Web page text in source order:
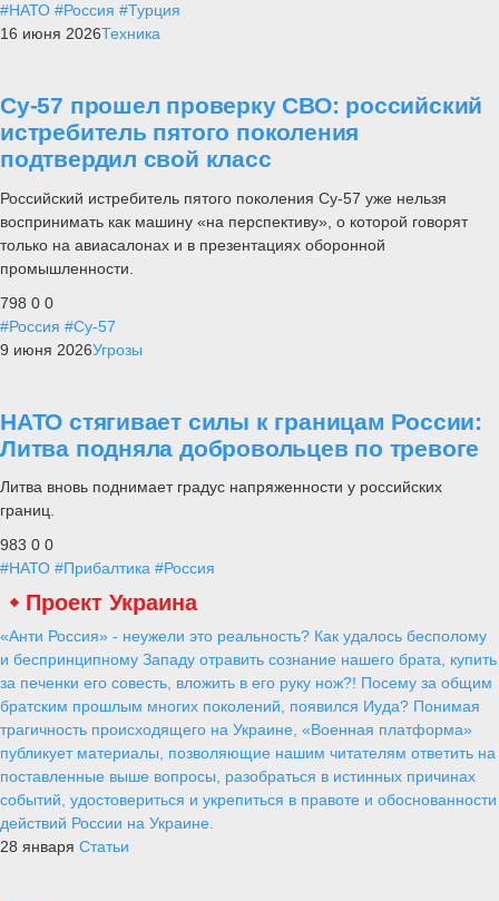
#НАТО #Россия #Турция
16 июня 2026Техника
Су-57 прошел проверку СВО: российский
истребитель пятого поколения
подтвердил свой класс
Российский истребитель пятого поколения Су-57 уже нельзя
воспринимать как машину «на перспективу», о которой говорят
только на авиасалонах и в презентациях оборонной
промышленности.
798 0 0
#Россия #Су-57
9 июня 2026Угрозы
НАТО стягивает силы к границам России:
Литва подняла добровольцев по тревоге
Литва вновь поднимает градус напряженности у российских
границ.
983 0 0
#НАТО #Прибалтика #Россия
Проект Украина
«Анти Россия» - неужели это реальность? Как удалось бесполому
и беспринципному Западу отравить сознание нашего брата, купить
за печенки его совесть, вложить в его руку нож?! Посему за общим
братским прошлым многих поколений, появился Иуда? Понимая
трагичность происходящего на Украине, «Военная платформа»
публикует материалы, позволяющие нашим читателям ответить на
поставленные выше вопросы, разобраться в истинных причинах
событий, удостовериться и укрепиться в правоте и обоснованности
действий России на Украине.
28 января Статьи